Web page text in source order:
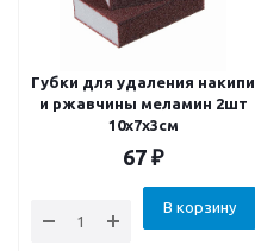
Губки для удаления накипи
и ржавчины меламин 2шт
10х7х3см
67 ₽
В корзину